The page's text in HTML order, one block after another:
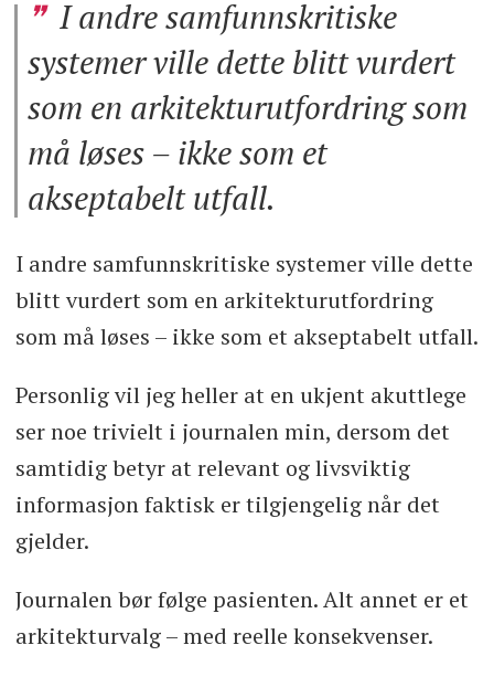
I andre samfunnskritiske
systemer ville dette blitt vurdert
som en arkitekturutfordring som
må løses – ikke som et
akseptabelt utfall.
I andre samfunnskritiske systemer ville dette
blitt vurdert som en arkitekturutfordring
som må løses – ikke som et akseptabelt utfall.
Personlig vil jeg heller at en ukjent akuttlege
ser noe trivielt i journalen min, dersom det
samtidig betyr at relevant og livsviktig
informasjon faktisk er tilgjengelig når det
gjelder.
Journalen bør følge pasienten. Alt annet er et
arkitekturvalg – med reelle konsekvenser.